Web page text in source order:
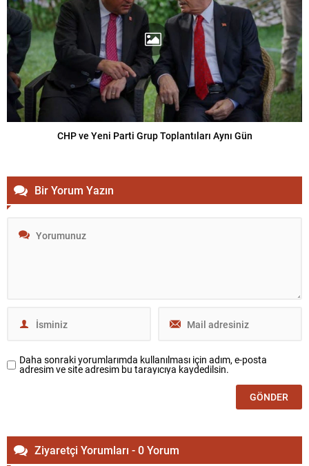
CHP ve Yeni Parti Grup Toplantıları Aynı Gün
Bir Yorum Yazın
Daha sonraki yorumlarımda kullanılması için adım, e-posta
adresim ve site adresim bu tarayıcıya kaydedilsin.
Ziyaretçi Yorumları - 0 Yorum